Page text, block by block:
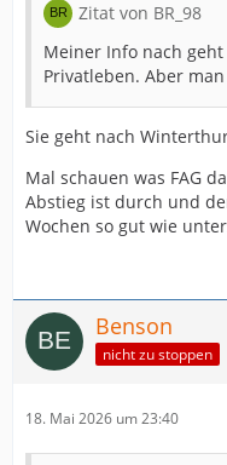
Zitat von BR_98
Meiner Info nach
Privatleben. Aber
Sie geht nach
Mal schauen was FAG
Abstieg ist durch und
Wochen so gut wie
Benson
nicht zu stoppen
18. Mai 2026 um 23:40